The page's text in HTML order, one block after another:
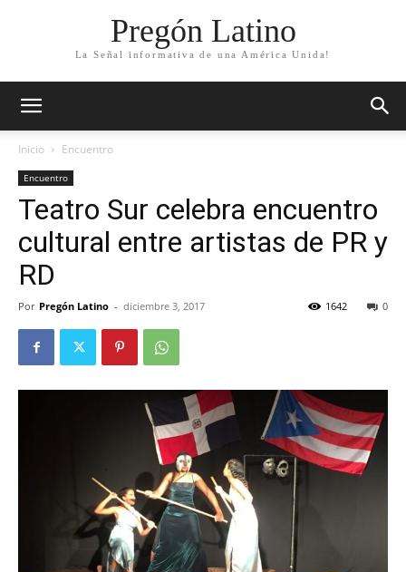
Pregón Latino
La Señal informativa de una América Unida!
Inicio Encuentro
Encuentro
Teatro Sur celebra encuentro
cultural entre artistas de PR y
RD
Por Pregón Latino - diciembre 3, 2017 0
1642